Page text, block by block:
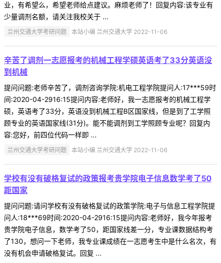
业，有希望么，希望老师给点建议。麻烦老师了！回复内容:该专业有
少量调剂名额，请关注我校关于 ...
兰州交通大学考研问题 本站小编 兰州交通大学 2022-11-06
辛苦了调剂一志愿报考的机械工程学硕英语考了33分英语没
到机械
提问问题:老师辛苦了，调剂咨询学院:机电工程学院提问人:17***59时
间:2020-04-2916:15提问内容:老师好，我一志愿报考的机械工程学
硕，英语考了33分，英语没到机械工程B区国家线，但是到了工学照
顾专业的英语国家线(31分)。能不能调剂到工学照顾专业呢？回复内
容:您好，前四位代码一样即 ...
兰州交通大学考研问题 本站小编 兰州交通大学 2022-11-06
学校有没有破格复试的政策报考贵学院电子信息数学考了50
距国家
提问问题:请问学校有没有破格复试的政策学院:电子与信息工程学院提
问人:18***69时间:2020-04-2916:15提问内容:老师好，我今年报考
贵学院电子信息，数学考了50，距国家线差一分，专业课数据结构考
了130，想问一下老师，我专业课成绩在一志愿考生中是什么名次，有
没有机会申请破格复试。回复 ...